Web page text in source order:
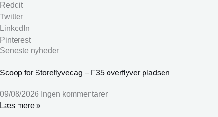
Reddit
Twitter
LinkedIn
Pinterest
Seneste nyheder
Scoop for Storeflyvedag – F35 overflyver pladsen
09/08/2026 Ingen kommentarer
Læs mere »